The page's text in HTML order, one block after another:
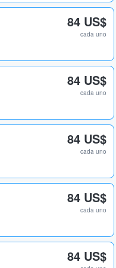
84 US$
cada uno
84 US$
cada uno
84 US$
cada uno
84 US$
cada uno
84 US$